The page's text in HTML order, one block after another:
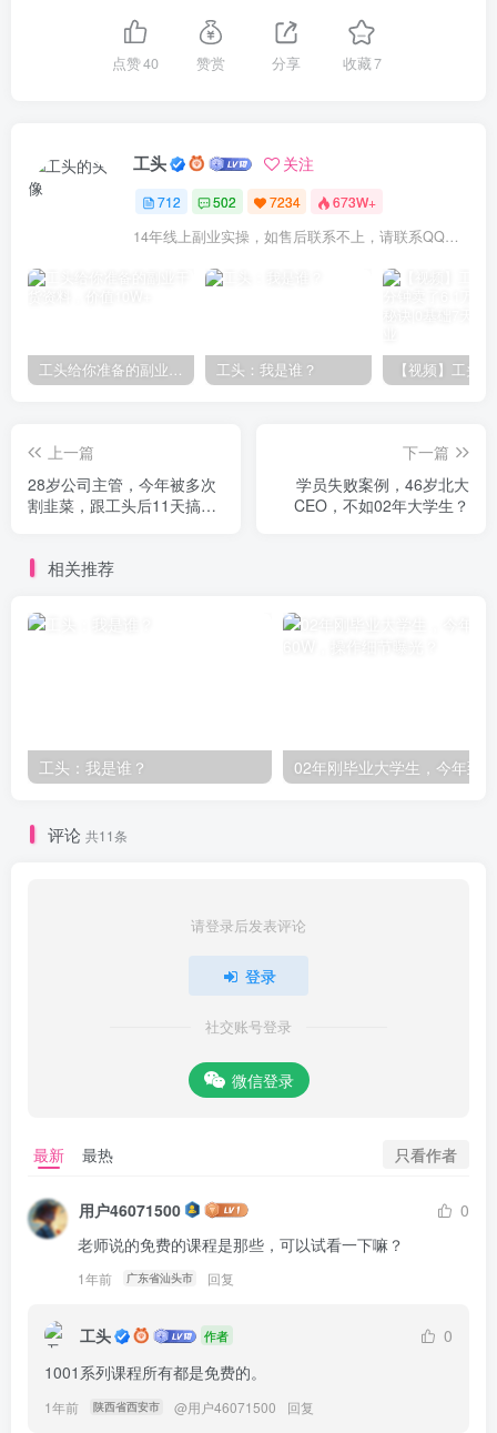
点赞40 赞赏 分享 收藏7
工头 关注
712 502 7234 673W+
14年线上副业实操，如售后联系不上，请联系QQ：1841000000（6个0）或拨打交付合同中的联系电话！
工头给你准备的副业干货资料，价值10W+ 工头：我是谁？
上一篇
28岁公司主管，今年被多次
割韭菜，跟工头后11天搞了
下一篇
学员失败案例，46岁北大
CEO，不如02年大学生？
相关推荐
工头：我是谁？
评论 共11条
请登录后发表评论
登录
社交账号登录
微信登录
最新 最热 只看作者
用户46071500
0
老师说的免费的课程是那些，可以试看一下嘛？
1年前 广东省汕头市 回复
工头 作者
0
1001系列课程所有都是免费的。
1年前 陕西省西安市 @用户46071500 回复